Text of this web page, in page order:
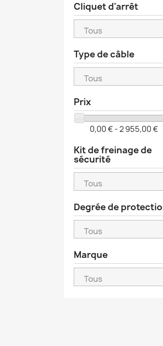
Cliquet d'arrêt
Type de câble
Prix
0,00 € - 2 955,00 €
Kit de freinage de
sécurité
Degrée de
Marque